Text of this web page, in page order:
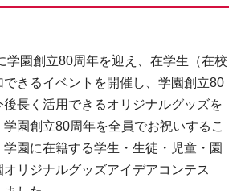
学園創立80周年を迎え、在学生（在校
きるイベントを開催し、学園創立80
後長く活用できるオリジナルグッズを
園創立80周年を全員でお祝いするこ
園に在籍する学生・生徒・児童・園
オリジナルグッズアイデアコンテス